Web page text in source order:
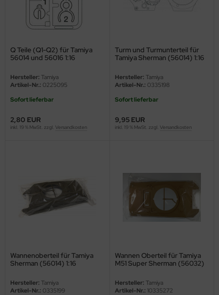
Q Teile (Q1-Q2) für Tamiya
56014 und 56016 1:16
Hersteller: Tamiya
Artikel-Nr.: 0225095
Sofort lieferbar
2,80 EUR
inkl. 19 % MwSt. zzgl. Versandkosten
Turm und Turmunterteil für
Tamiya Sherman (56014) 1:16
Hersteller: Tamiya
Artikel-Nr.: 0335198
Sofort lieferbar
9,95 EUR
inkl. 19 % MwSt. zzgl. Versandkosten
Wannenoberteil für Tamiya
Sherman (56014) 1:16
Hersteller: Tamiya
Artikel-Nr.: 0335199
Wannen Oberteil für Tamiya
M51 Super Sherman (56032)
Hersteller: Tamiya
Artikel-Nr.: 10335272